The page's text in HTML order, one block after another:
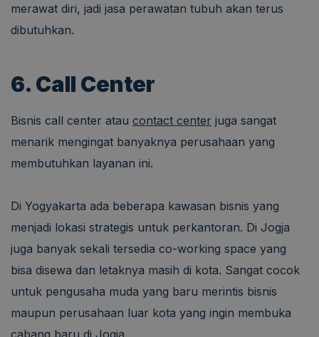
merawat diri, jadi jasa perawatan tubuh akan terus
dibutuhkan.
6. Call Center
Bisnis call center atau contact center juga sangat
menarik mengingat banyaknya perusahaan yang
membutuhkan layanan ini.
Di Yogyakarta ada beberapa kawasan bisnis yang
menjadi lokasi strategis untuk perkantoran. Di Jogja
juga banyak sekali tersedia co-working space yang
bisa disewa dan letaknya masih di kota. Sangat cocok
untuk pengusaha muda yang baru merintis bisnis
maupun perusahaan luar kota yang ingin membuka
cabang baru di Jogja.